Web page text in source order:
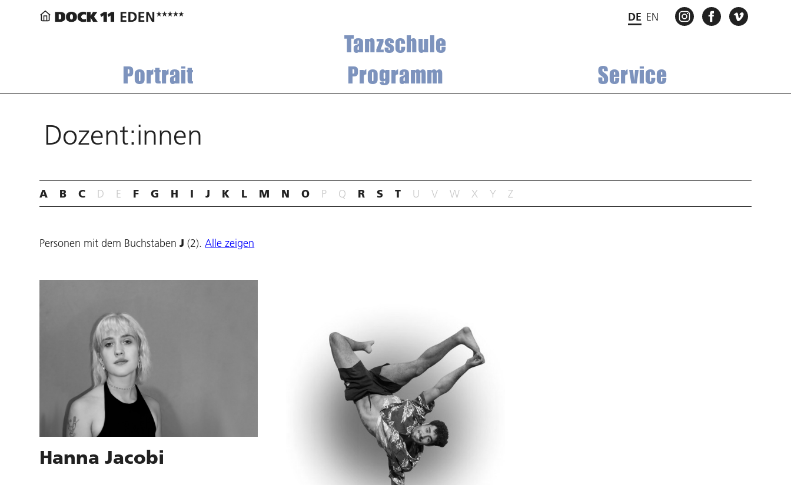
DE EN INSTAGRAMFACEBOOK
Tanzschule
Portrait
Programm Service
Dozent:innen
A B C D E F G H I J K L M N O P Q R S T U V W X Y Z
Personen mit dem BuchstabenJ (2).Alle zeigen
Hanna Jacobi